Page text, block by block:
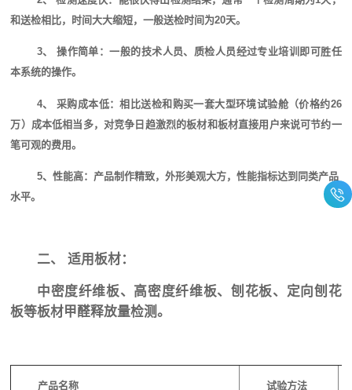
和送检相比，时间大大缩短，一般送检时间为20天。
3、 操作简单：一般的技术人员、质检人员经过专业培训即可胜任
本系统的操作。
4、 采购成本低：相比送检和购买一套大型环境试验舱（价格约26
万）成本低相当多，对竞争日趋激烈的板材和板材直接用户来说可节约一
笔可观的费用。
5、性能高：产品制作精致，外形美观大方，性能指标达到同类产品
水平。
二、 适用板材：
中密度纤维板、高密度纤维板、刨花板、定向刨花
板等板材甲醛释放量检测。
产品名称 试验方法